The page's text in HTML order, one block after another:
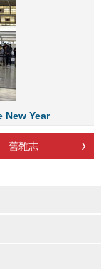
New Year
舊雜志